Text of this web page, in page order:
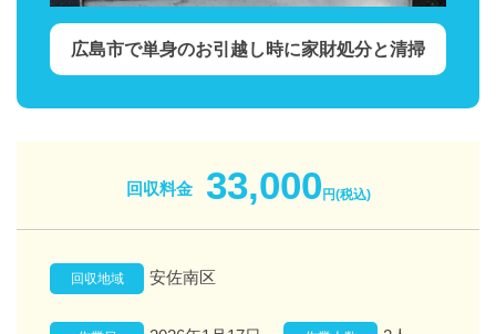
広島市で単身のお引越し時に家財処分と清掃
回収料金 33,000 円(税込)
回収地域 安佐南区